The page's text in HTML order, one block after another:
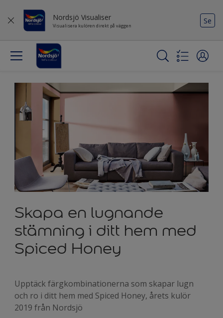
Nordsjö Visualiser
Visualisera kulören direkt på väggen
Se
Skapa en lugnande
stämning i ditt hem med
Spiced Honey
Upptäck färgkombinationerna som skapar lugn
och ro i ditt hem med Spiced Honey, årets kulör
2019 från Nordsjö